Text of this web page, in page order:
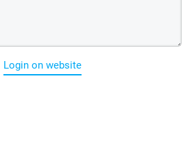
Login on website